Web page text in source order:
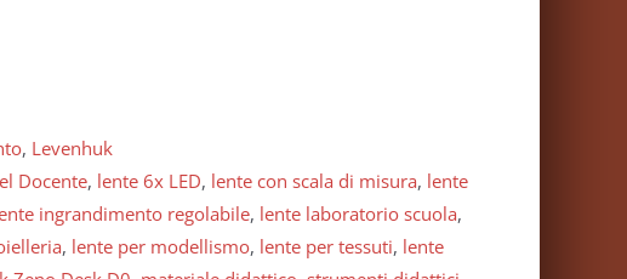
, Levenhuk
Docente, lente 6x LED, lente con scala di misura, lente
ingrandimento regolabile, lente laboratorio scuola,
, lente per modellismo, lente per tessuti, lente